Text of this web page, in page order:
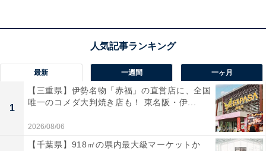
最新 一週間 一ヶ月
1
【三重県】伊勢名物「赤福」の直営店に、全国
唯一のコメダ大判焼き店も！ 東名阪・伊...
2026/08/06
【千葉県】918㎡の県内最大級マーケットか